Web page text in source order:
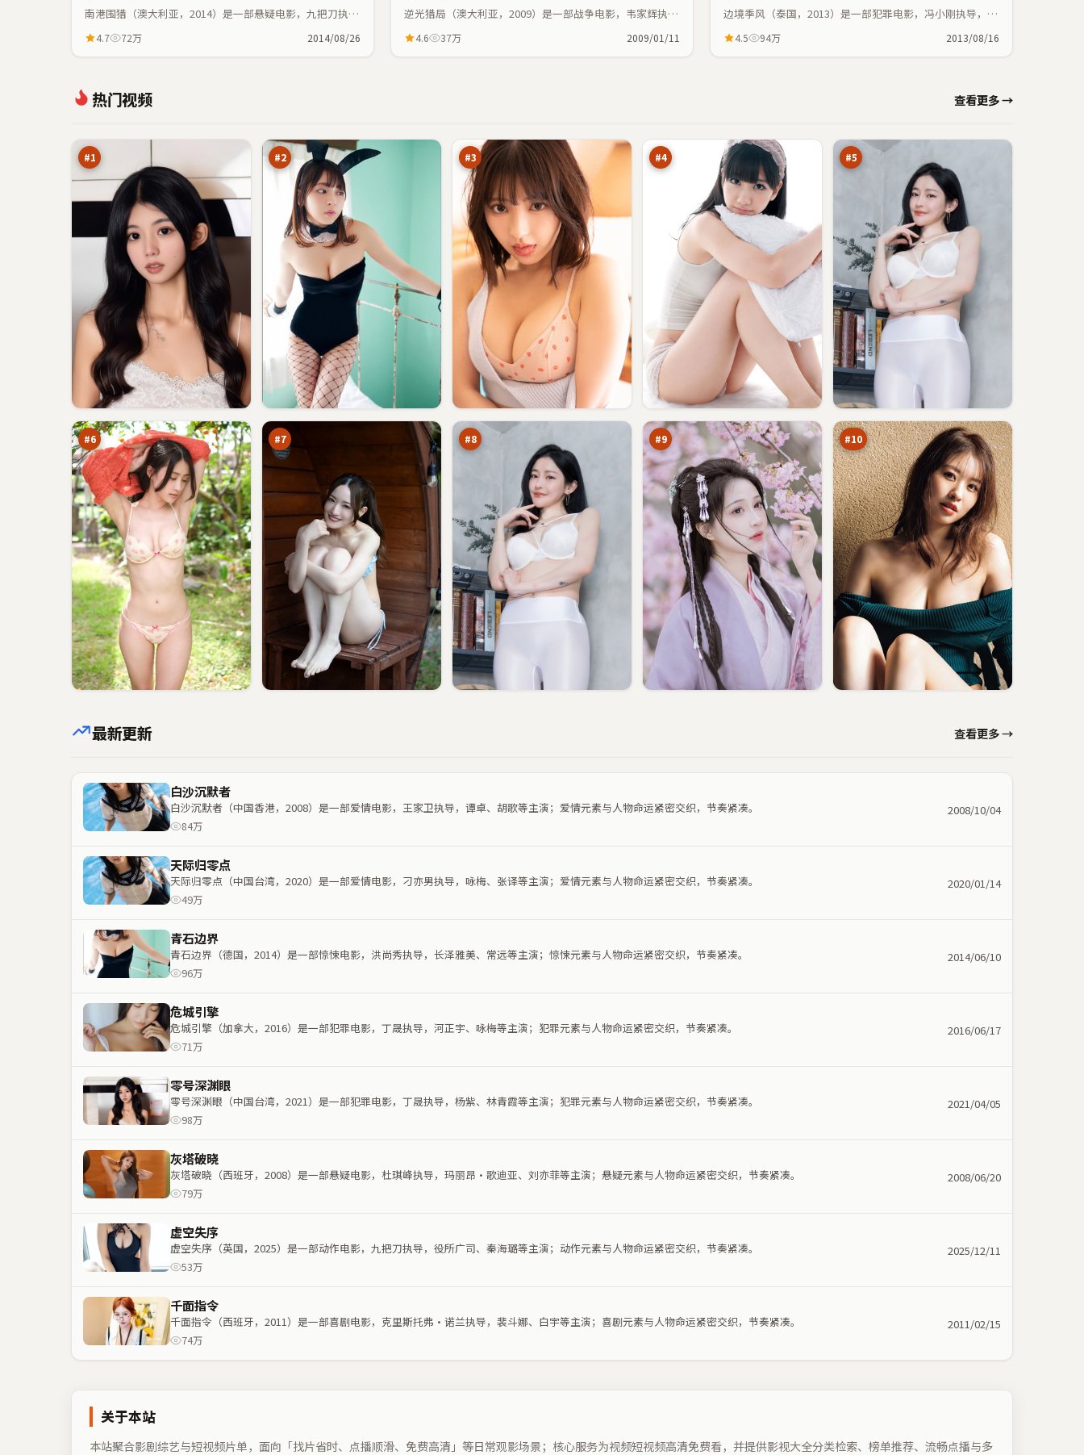
南港围猎（澳大利亚，2014）是一部悬疑电影，九把刀执
织，节奏紧凑。
4.7 72万 2014/08/26
逆光猎局（澳大利亚，2009）是一部战争电影，韦家辉执
交织，节奏紧凑。
4.6 37万 2009/01/11
边境季风（泰国，2013）是一部犯罪电影，冯小刚执导，王
紧凑。
4.5 94万 2013/08/16
热门视频 查看更多 →
#1
零
号
#2 #3 #4 #5
#6
声
壁
94
万
#7
市
口万
#8
焰
线
92
万
#9
逆
光
绝
书
92
#10
尘
封
信
号
89
万
最新更新 查看更多 →
白沙沉默者
白沙沉默者（中国香港，2008）是一部爱情电影，王家卫执导，谭卓、胡歌等主演；爱情元素与人物命运紧密交织，节奏紧凑。
84万
2008/10/04
天际归零点
天际归零点（中国台湾，2020）是一部爱情电影，刁亦男执导，咏梅、张译等主演；爱情元素与人物命运紧密交织，节奏紧凑。
49万
2020/01/14
青石边界
青石边界（德国，2014）是一部惊悚电影，洪尚秀执导，长泽雅美、常远等主演；惊悚元素与人物命运紧密交织，节奏紧凑。
96万
2014/06/10
危城引擎
危城引擎（加拿大，2016）是一部犯罪电影，丁晟执导，河正宇、咏梅等主演；犯罪元素与人物命运紧密交织，节奏紧凑。
71万
2016/06/17
零号深渊眼
零号深渊眼（中国台湾，2021）是一部犯罪电影，丁晟执导，杨紫、林青霞等主演；犯罪元素与人物命运紧密交织，节奏紧凑。
98万
2021/04/05
灰塔破晓
灰塔破晓（西班牙，2008）是一部悬疑电影，杜琪峰执导，玛丽昂·歌迪亚、刘亦菲等主演；悬疑元素与人物命运紧密交织，节奏紧凑。
79万
2008/06/20
虚空失序
虚空失序（英国，2025）是一部动作电影，九把刀执导，役所广司、秦海璐等主演；动作元素与人物命运紧密交织，节奏紧凑。
53万
2025/12/11
千面指令
千面指令（西班牙，2011）是一部喜剧电影，克里斯托弗·诺兰执导，裴斗娜、白宇等主演；喜剧元素与人物命运紧密交织，节奏紧凑。
74万
2011/02/15
关于本站
本站聚合影剧综艺与短视频片单，面向「找片省时、点播顺滑、免费高清」等日常观影场景；核心服务为视频短视频高清免费看，并提供影视大全分类检索、榜单推荐、流畅点播与多